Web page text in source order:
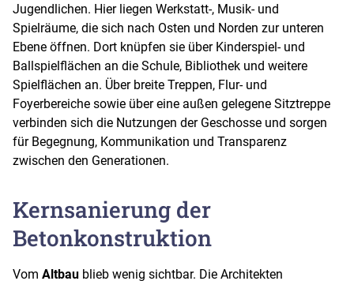
Jugendlichen. Hier liegen Werkstatt-, Musik- und
Spielräume, die sich nach Osten und Norden zur unteren
Ebene öffnen. Dort knüpfen sie über Kinderspiel- und
Ballspielflächen an die Schule, Bibliothek und weitere
Spielflächen an. Über breite Treppen, Flur- und
Foyerbereiche sowie über eine außen gelegene Sitztreppe
verbinden sich die Nutzungen der Geschosse und sorgen
für Begegnung, Kommunikation und Transparenz
zwischen den Generationen.
Kernsanierung der
Betonkonstruktion
Vom Altbau blieb wenig sichtbar. Die Architekten